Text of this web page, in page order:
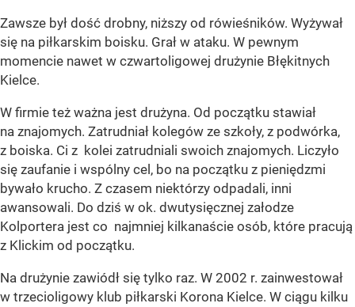
Zawsze był dość drobny, niższy od rówieśników. Wyżywał
się na piłkarskim boisku. Grał w ataku. W pewnym
momencie nawet w czwartoligowej drużynie Błękitnych
Kielce.
W firmie też ważna jest drużyna. Od początku stawiał
na znajomych. Zatrudniał kolegów ze szkoły, z podwórka,
z boiska. Ci z kolei zatrudniali swoich znajomych. Liczyło
się zaufanie i wspólny cel, bo na początku z pieniędzmi
bywało krucho. Z czasem niektórzy odpadali, inni
awansowali. Do dziś w ok. dwutysięcznej załodze
Kolportera jest co najmniej kilkanaście osób, które pracują
z Klickim od początku.
Na drużynie zawiódł się tylko raz. W 2002 r. zainwestował
w trzecioligowy klub piłkarski Korona Kielce. W ciągu kilku